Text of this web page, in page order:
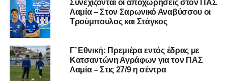
Συνεχίζονται οι αποχωρήσεις στον ΠΑΣ
Λαμία – Στον Σαρωνικό Αναβύσσου οι
Τρούμπουλος και Στάγκος
Γ’ Εθνική: Πρεμιέρα εντός έδρας με
Κατσαντώνη Αγράφων για τον ΠΑΣ
Λαμία – Στις 27/9 η σέντρα